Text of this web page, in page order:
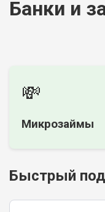
Банки и
💸
Микрозаймы
Быстрый